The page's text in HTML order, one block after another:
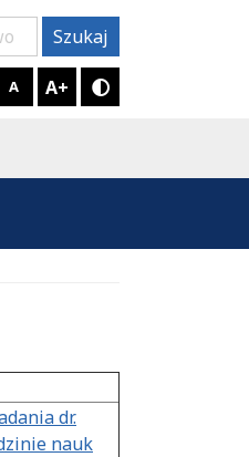
Szukaj
A A+ Tryb
dr.
nauk